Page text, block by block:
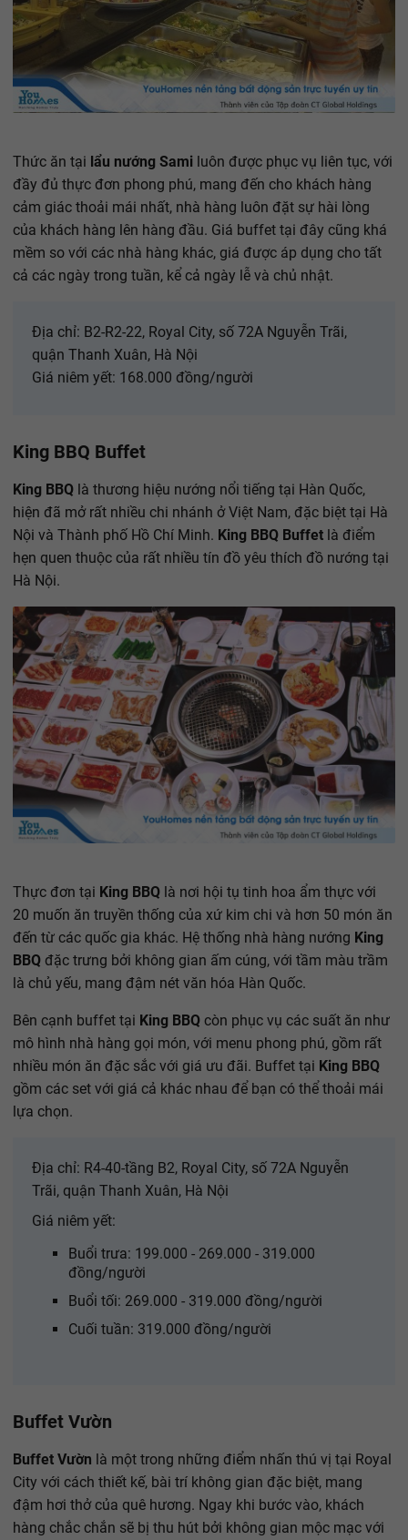
Thức ăn tại lẩu nướng Sami luôn được phục vụ liên tục, với
đầy đủ thực đơn phong phú, mang đến cho khách hàng
cảm giác thoải mái nhất, nhà hàng luôn đặt sự hài lòng
của khách hàng lên hàng đầu. Giá buffet tại đây cũng khá
mềm so với các nhà hàng khác, giá được áp dụng cho tất
cả các ngày trong tuần, kể cả ngày lễ và chủ nhật.
Địa chỉ: B2-R2-22, Royal City, số 72A Nguyễn Trãi,
quận Thanh Xuân, Hà Nội
Giá niêm yết: 168.000 đồng/người
King BBQ Buffet
King BBQ là thương hiệu nướng nổi tiếng tại Hàn Quốc,
hiện đã mở rất nhiều chi nhánh ở Việt Nam, đặc biệt tại Hà
Nội và Thành phố Hồ Chí Minh. King BBQ Buffet là điểm
hẹn quen thuộc của rất nhiều tín đồ yêu thích đồ nướng tại
Hà Nội.
Thực đơn tại King BBQ là nơi hội tụ tinh hoa ẩm thực với
20 muốn ăn truyền thống của xứ kim chi và hơn 50 món ăn
đến từ các quốc gia khác. Hệ thống nhà hàng nướng King
BBQ đặc trưng bởi không gian ấm cúng, với tầm màu trầm
là chủ yếu, mang đậm nét văn hóa Hàn Quốc.
Bên cạnh buffet tại King BBQ còn phục vụ các suất ăn như
mô hình nhà hàng gọi món, với menu phong phú, gồm rất
nhiều món ăn đặc sắc với giá ưu đãi. Buffet tại King BBQ
gồm các set với giá cả khác nhau để bạn có thể thoải mái
lựa chọn.
Địa chỉ: R4-40-tầng B2, Royal City, số 72A Nguyễn
Trãi, quận Thanh Xuân, Hà Nội
Giá niêm yết:
Buổi trưa: 199.000 - 269.000 - 319.000
đồng/người
Buổi tối: 269.000 - 319.000 đồng/người
Cuối tuần: 319.000 đồng/người
Buffet Vườn
Buffet Vườn là một trong những điểm nhấn thú vị tại Royal
City với cách thiết kế, bài trí không gian đặc biệt, mang
đậm hơi thở của quê hương. Ngay khi bước vào, khách
hàng chắc chắn sẽ bị thu hút bởi không gian mộc mạc với